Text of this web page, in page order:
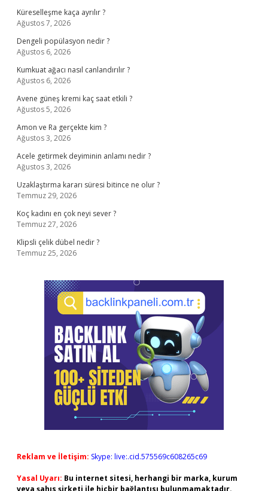
Küreselleşme kaça ayrılır ?
Ağustos 7, 2026
Dengeli popülasyon nedir ?
Ağustos 6, 2026
Kumkuat ağacı nasıl canlandırılır ?
Ağustos 6, 2026
Avene güneş kremi kaç saat etkili ?
Ağustos 5, 2026
Amon ve Ra gerçekte kim ?
Ağustos 3, 2026
Acele getirmek deyiminin anlamı nedir ?
Ağustos 3, 2026
Uzaklaştırma kararı süresi bitince ne olur ?
Temmuz 29, 2026
Koç kadını en çok neyi sever ?
Temmuz 27, 2026
Klipsli çelik dübel nedir ?
Temmuz 25, 2026
Reklam ve İletişim: Skype: live:.cid.575569c608265c69
Yasal Uyarı: Bu internet sitesi, herhangi bir marka, kurum
veya şahıs şirketi ile hiçbir bağlantısı bulunmamaktadır.